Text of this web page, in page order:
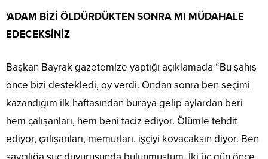
‘ADAM BİZİ ÖLDÜRDÜKTEN SONRA MI MÜDAHALE
EDECEKSİNİZ
Başkan Bayrak gazetemize yaptığı açıklamada “Bu şahıs
önce bizi destekledi, oy verdi. Ondan sonra ben seçimi
kazandığım ilk haftasından buraya gelip aylardan beri
hem çalışanları, hem beni taciz ediyor. Ölümle tehdit
ediyor, çalışanları, memurları, işçiyi kovacaksın diyor. Ben